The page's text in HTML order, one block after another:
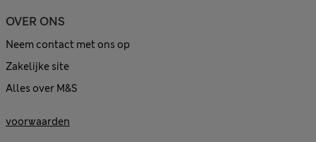
OVER ONS
Neem contact met ons op
Zakelijke site
Alles over M&S
voorwaarden